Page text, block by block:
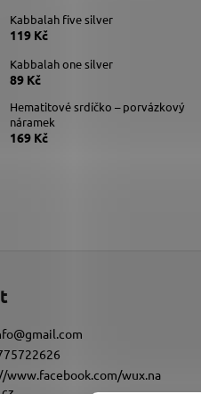
Kabbalah five silver
119 Kč
Kabbalah one silver
89 Kč
Hematitové srdíčko – porvázkový
náramek
169 Kč
@gmail.com
www.facebook.com/wux.na